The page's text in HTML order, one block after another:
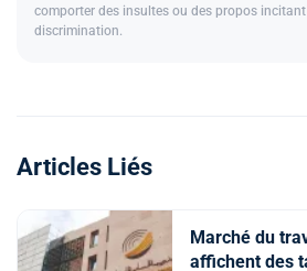
comporter des insultes ou des propos
discrimination.
Articles Liés
Marché du
affichent des